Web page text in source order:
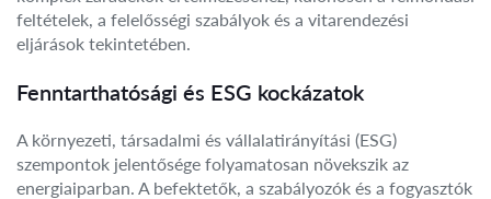
feltételek, a felelősségi szabályok és a vitarendezési
eljárások tekintetében.
Fenntarthatósági és ESG kockázatok
A környezeti, társadalmi és vállalatirányítási (ESG)
szempontok jelentősége folyamatosan növekszik az
energiaiparban. A befektetők, a szabályozók és a fogyasztók